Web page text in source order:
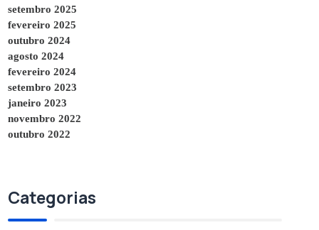
setembro 2025
fevereiro 2025
outubro 2024
agosto 2024
fevereiro 2024
setembro 2023
janeiro 2023
novembro 2022
outubro 2022
Categorias